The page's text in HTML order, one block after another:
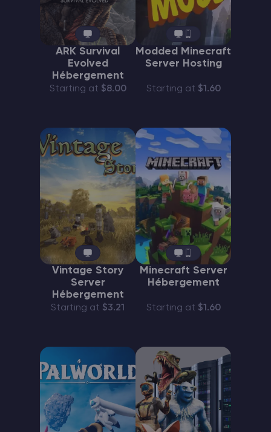
ARK Survival
Evolved
Hébergement
Starting at $8.00
Modded Minecraft
Server Hosting
Starting at $1.60
Vintage Story
Server
Hébergement
Starting at $3.21
Minecraft Server
Hébergement
Starting at $1.60